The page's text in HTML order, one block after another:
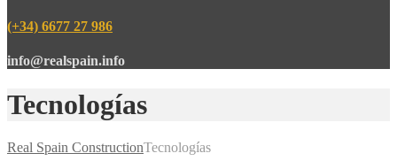
(+34) 6677 27 986
info@realspain.info
Tecnologías
Real Spain ConstructionTecnologías